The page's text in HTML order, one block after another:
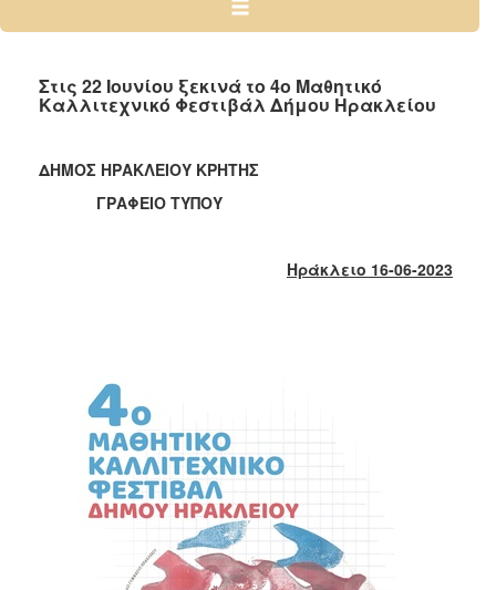
2024
2022
2020
2019
2012
2011
2010
2006
Στις 22 Ιουνίου ξεκινά το 4ο Μαθητικό
Καλλιτεχνικό Φεστιβάλ Δήμου Ηρακλείου
ΔΗΜΟΣ ΗΡΑΚΛΕΙΟΥ ΚΡΗΤΗΣ
ΓΡΑΦΕΙΟ ΤΥΠΟΥ
Ηράκλειο 16-06-2023